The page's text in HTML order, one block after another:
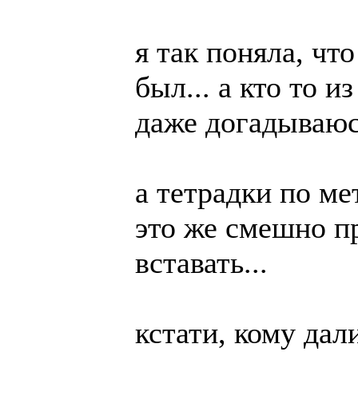
я так поняла,
был... а кто то
даже
а тетрадки по
это же смешно
вставать...
кстати, кому